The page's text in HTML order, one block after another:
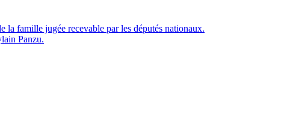
famille jugée recevable par les députés nationaux.
Panzu.